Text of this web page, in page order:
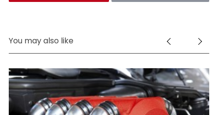
You may also like
r
f
o
r
: